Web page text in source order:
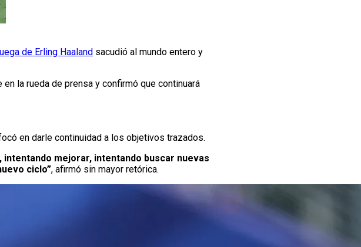
de Erling Haaland sacudió al mundo entero y
en la rueda de prensa y confirmó que continuará
en darle continuidad a los objetivos trazados.
mejorar, intentando buscar nuevas
ciclo”, afirmó sin mayor retórica.